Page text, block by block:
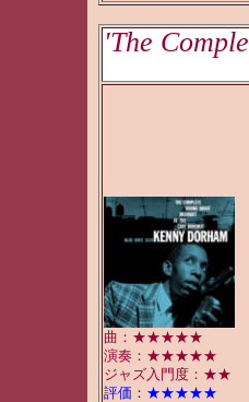
'The
At
曲：★★★★★
演奏：★★★★★
ジャズ入門度：★★
評価：★★★★★